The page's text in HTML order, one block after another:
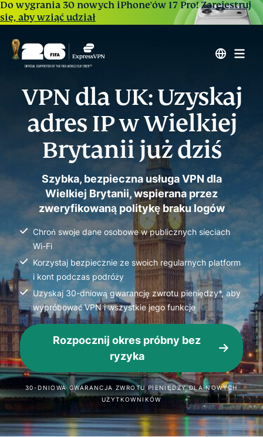
Do wygrania 30 nowych iPhone'ów 17 Pro!Zarejestruj
się, aby wziąć udział
VPN dla UK: Uzyskaj
adres IP w Wielkiej
Brytanii już dziś
Szybka, bezpieczna usługa VPN dla
Wielkiej Brytanii, wspierana przez
zweryfikowaną politykę braku logów
Chroń swoje dane osobowe w publicznych sieciach
Wi-Fi
Korzystaj bezpiecznie ze swoich regularnych platform
i kont podczas podróży
Uzyskaj 30-dniową gwarancję zwrotu pieniędzy*, aby
wypróbować VPN i wszystkie jego funkcje
Rozpocznij okres próbny bez
ryzyka
30-DNIOWA GWARANCJA ZWROTU PIENIĘDZY DLA NOWYCH
UŻYTKOWNIKÓW